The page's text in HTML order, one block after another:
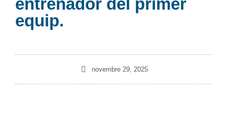
entrenador del primer
equip.
novembre 29, 2025